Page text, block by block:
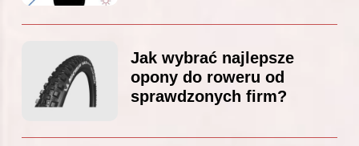
Jak wybrać najlepsze
opony do roweru od
sprawdzonych firm?